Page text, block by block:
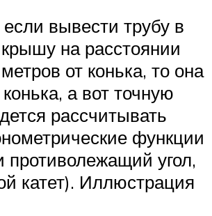
вывести трубу в
на расстоянии
от конька, то она
а вот точную
рассчитывать
функции
противолежащий угол,
катет). Иллюстрация